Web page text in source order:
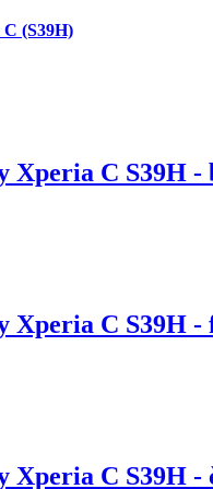
(S39H)
Xperia C S39H -
Xperia C S39H -
Xperia C S39H -